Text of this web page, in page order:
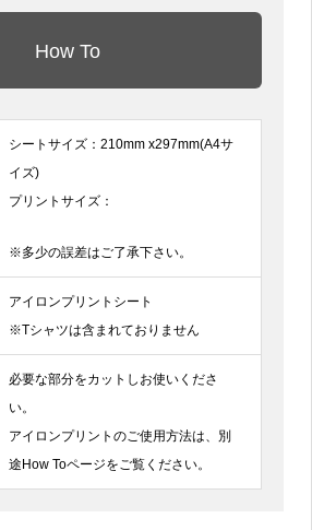
How To
シートサイズ：210mm x297mm(A4サ
イズ)
プリントサイズ：
※多少の誤差はご了承下さい。
アイロンプリントシート
※Tシャツは含まれておりません
必要な部分をカットしお使いくださ
い。
アイロンプリントのご使用方法は、別
途How Toページをご覧ください。